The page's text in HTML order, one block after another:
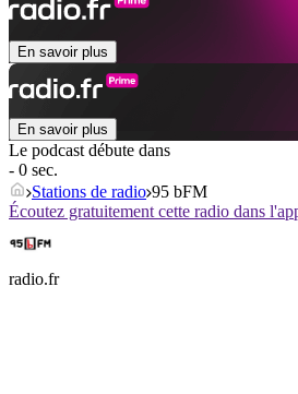
En savoir plus
En savoir plus
Le podcast débute dans
- 0 sec.
Stations de radio 95 bFM
Écoutez gratuitement cette radio dans
radio.fr